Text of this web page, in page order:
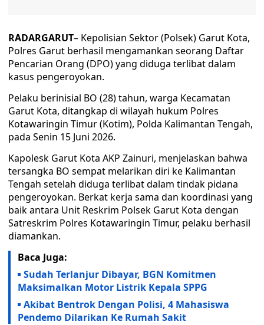
RADARGARUT– Kepolisian Sektor (Polsek) Garut Kota,
Polres Garut berhasil mengamankan seorang Daftar
Pencarian Orang (DPO) yang diduga terlibat dalam
kasus pengeroyokan.
Pelaku berinisial BO (28) tahun, warga Kecamatan
Garut Kota, ditangkap di wilayah hukum Polres
Kotawaringin Timur (Kotim), Polda Kalimantan Tengah,
pada Senin 15 Juni 2026.
Kapolesk Garut Kota AKP Zainuri, menjelaskan bahwa
tersangka BO sempat melarikan diri ke Kalimantan
Tengah setelah diduga terlibat dalam tindak pidana
pengeroyokan. Berkat kerja sama dan koordinasi yang
baik antara Unit Reskrim Polsek Garut Kota dengan
Satreskrim Polres Kotawaringin Timur, pelaku berhasil
diamankan.
Baca Juga:
Sudah Terlanjur Dibayar, BGN Komitmen
Maksimalkan Motor Listrik Kepala SPPG
Akibat Bentrok Dengan Polisi, 4 Mahasiswa
Pendemo Dilarikan Ke Rumah Sakit